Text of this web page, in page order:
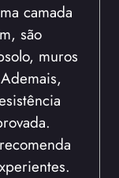
camada
são
muros